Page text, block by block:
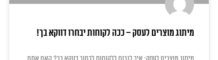
מיתוג מוצרים לעסק – ככה לקוחות יבחרו דווקא בך!